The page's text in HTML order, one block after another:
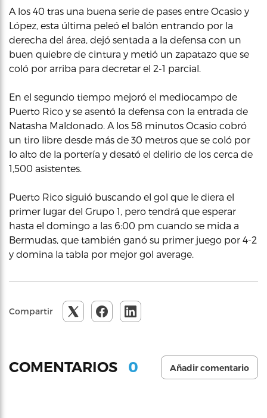
A los 40 tras una buena serie de pases entre Ocasio y
López, esta última peleó el balón entrando por la
derecha del área, dejó sentada a la defensa con un
buen quiebre de cintura y metió un zapatazo que se
coló por arriba para decretar el 2-1 parcial.
En el segundo tiempo mejoró el mediocampo de
Puerto Rico y se asentó la defensa con la entrada de
Natasha Maldonado. A los 58 minutos Ocasio cobró
un tiro libre desde más de 30 metros que se coló por
lo alto de la portería y desató el delirio de los cerca de
1,500 asistentes.
Puerto Rico siguió buscando el gol que le diera el
primer lugar del Grupo 1, pero tendrá que esperar
hasta el domingo a las 6:00 pm cuando se mida a
Bermudas, que también ganó su primer juego por 4-2
y domina la tabla por mejor gol average.
Compartir
COMENTARIOS 0 Añadir comentario